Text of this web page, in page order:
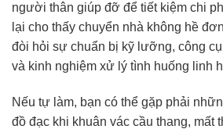
người thân giúp đỡ để tiết kiệm chi
lại cho thấy chuyển nhà không hề
đòi hỏi sự chuẩn bị kỹ lưỡng, công
và kinh nghiệm xử lý tình huống linh
Nếu tự làm, bạn có thể gặp phải
đồ đạc khi khuân vác cầu thang, mất